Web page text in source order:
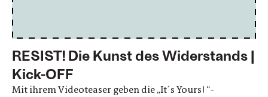
RESIST! Die Kunst des Widerstands |
Kick-OFF
Mit ihrem Videoteaser geben die „It´s Yours! “-